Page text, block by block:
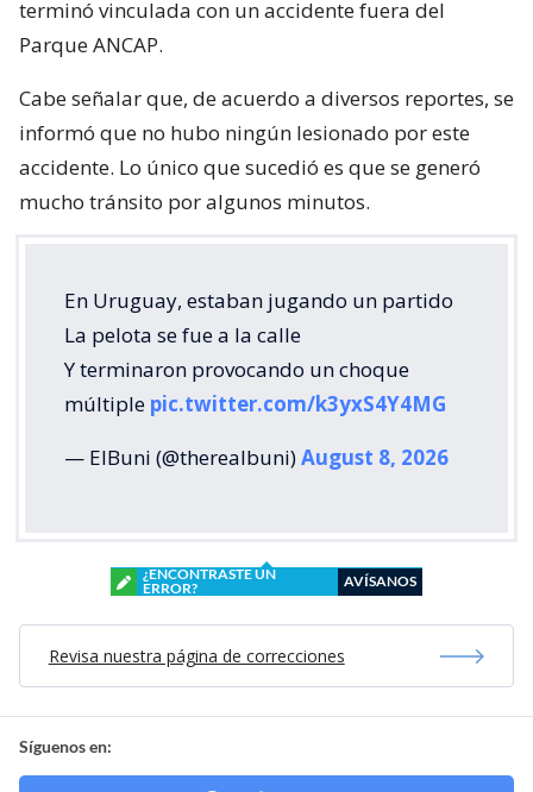
terminó vinculada con un accidente fuera del
Parque ANCAP.
Cabe señalar que, de acuerdo a diversos reportes, se
informó que no hubo ningún lesionado por este
accidente. Lo único que sucedió es que se generó
mucho tránsito por algunos minutos.
En Uruguay, estaban jugando un partido
La pelota se fue a la calle
Y terminaron provocando un choque
múltiple pic.twitter.com/k3yxS4Y4MG
— ElBuni (@therealbuni)August 8, 2026
¿ENCONTRASTE UN
ERROR?
AVÍSANOS
Revisa nuestra página de correcciones
Síguenos en: